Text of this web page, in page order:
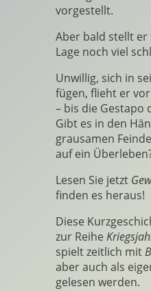
vorgestellt.
Aber bald stellt er
Lage noch viel
Unwillig, sich in
fügen, flieht er
– bis die Gestapo
Gibt es in den
grausamen
auf ein
Lesen Sie jetzt
finden es heraus!
Diese
zur Reihe
spielt zeitlich mit
aber auch als
gelesen werden.